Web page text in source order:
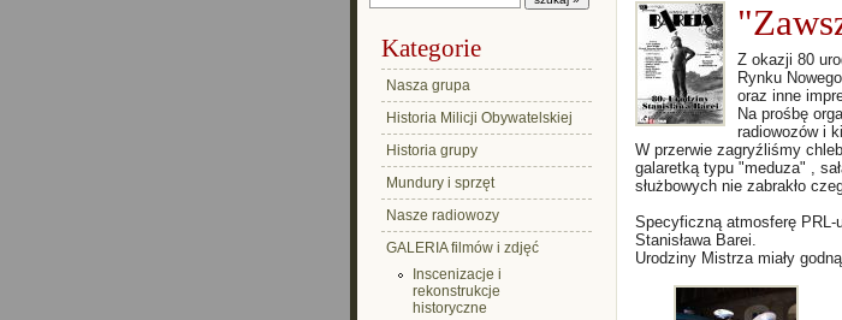
Kategorie
Nasza grupa
Historia Milicji Obywatelskiej
Historia grupy
Mundury i sprzęt
Nasze radiowozy
GALERIA filmów i zdjęć
Inscenizacje i
rekonstrukcje
historyczne
Z okazji 80
Rynku
oraz inne
Na prośbę
radiowozów i
W przerwie zagryźliśmy
galaretką typu "meduza" ,
służbowych nie zabrakło
Specyficzną atmosferę PRL-
Stanisława Barei.
Urodziny Mistrza miały